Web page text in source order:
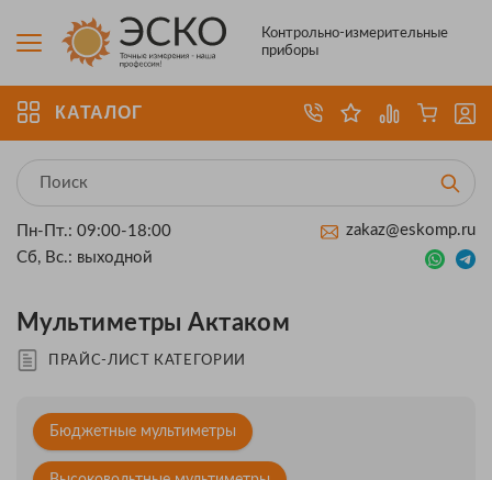
Контрольно-измерительные
приборы
КАТАЛОГ
Пн-Пт.: 09:00-18:00
Сб, Вс.: выходной
zakaz@eskomp.ru
Мультиметры Актаком
ПРАЙС-ЛИСТ КАТЕГОРИИ
Бюджетные мультиметры